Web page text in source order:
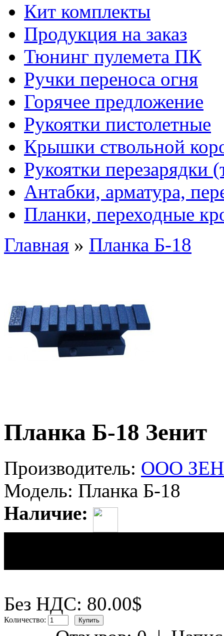
Кит комплекты
Продукция на заказ
Тюнинг пулемета ПК
Ручки переноса огня
Горячее предложение
Рукоятки пистолетные
Крышки ствольной
Рукоятки перезарядки
Антабки, арматура,
Планки, переходные
Главная » Планка Б-18
Планка Б-18 Зенит
Производитель: ООО
Модель: Планка Б-18
Наличие:
Без НДС: 80.00$
Количество: